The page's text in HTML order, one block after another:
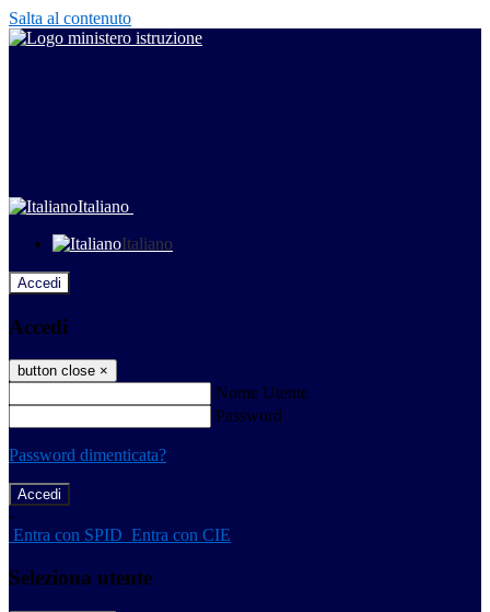
Salta al contenuto
Italiano
Italiano
Accedi
Accedi
button close ×
Nome Utente
Password
Password dimenticata?
-
Entra con SPID Entra con CIE
Seleziona utente